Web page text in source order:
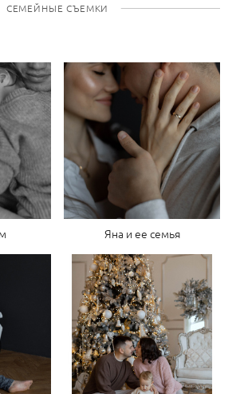
СЕМЕЙНЫЕ СЪЕМКИ
Яна и ее семья